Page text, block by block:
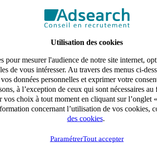
Utilisation des cookies
pour mesurer l'audience de notre site internet,
de vous intéresser. Au travers des menus ci-
données personnelles et exprimer votre
à l’exception de ceux qui sont nécessaires
choix à tout moment en cliquant sur l’onglet
concernant l’utilisation de vos cookies,
des cookies.
ParamétrerTout accepter
(Vasculaire, Diabétologie, Appareillage, Gériatrie,
(neurologiques, respiratoires, vasculaires, gériatriques, etc.).